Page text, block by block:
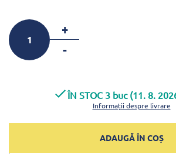
+
-
ÎN STOC 3 buc (11. 8.
Informații despre livrare
ADAUGĂ ÎN COȘ